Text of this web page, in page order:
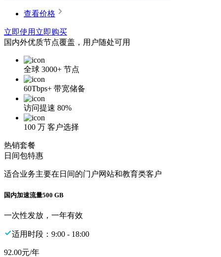
查看价格
立即使用 立即购买
国内外优质节点覆盖，用户随处可用
全球 3000+ 节点
60Tbps+ 带宽储备
访问提速 80%
100 万 客户选择
热销套餐
日间包特惠
适合业务主要在日间的门户网站和教育类客户
国内加速流量500 GB
一次性发放，一年有效
适用时段：9:00 - 18:00
92.00元/年